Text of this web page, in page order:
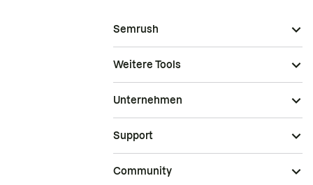
Semrush
Weitere Tools
Unternehmen
Support
Community